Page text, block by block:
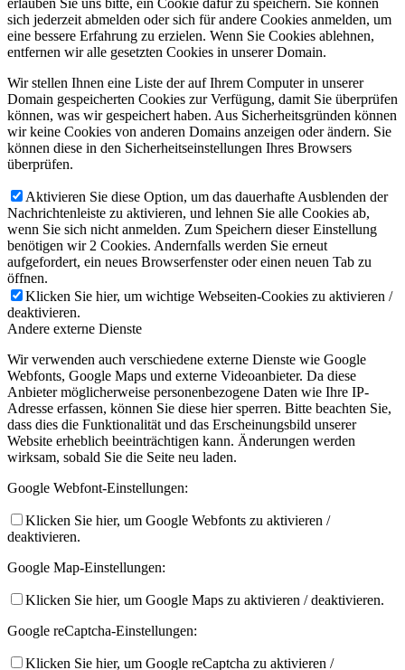
sich jederzeit abmelden oder sich für andere Cookies anmelden, um
eine bessere Erfahrung zu erzielen. Wenn Sie Cookies ablehnen,
entfernen wir alle gesetzten Cookies in unserer Domain.
Wir stellen Ihnen eine Liste der auf Ihrem Computer in unserer
Domain gespeicherten Cookies zur Verfügung, damit Sie überprüfen
können, was wir gespeichert haben. Aus Sicherheitsgründen können
wir keine Cookies von anderen Domains anzeigen oder ändern. Sie
können diese in den Sicherheitseinstellungen Ihres Browsers
überprüfen.
Aktivieren Sie diese Option, um das dauerhafte Ausblenden der
Nachrichtenleiste zu aktivieren, und lehnen Sie alle Cookies ab,
wenn Sie sich nicht anmelden. Zum Speichern dieser Einstellung
benötigen wir 2 Cookies. Andernfalls werden Sie erneut
aufgefordert, ein neues Browserfenster oder einen neuen Tab zu
öffnen.
Klicken Sie hier, um wichtige Webseiten-Cookies zu aktivieren /
deaktivieren.
Andere externe Dienste
Wir verwenden auch verschiedene externe Dienste wie Google
Webfonts, Google Maps und externe Videoanbieter. Da diese
Anbieter möglicherweise personenbezogene Daten wie Ihre IP-
Adresse erfassen, können Sie diese hier sperren. Bitte beachten Sie,
dass dies die Funktionalität und das Erscheinungsbild unserer
Website erheblich beeinträchtigen kann. Änderungen werden
wirksam, sobald Sie die Seite neu laden.
Google Webfont-Einstellungen:
Klicken Sie hier, um Google Webfonts zu aktivieren /
deaktivieren.
Google Map-Einstellungen:
Klicken Sie hier, um Google Maps zu aktivieren / deaktivieren.
Google reCaptcha-Einstellungen:
Klicken Sie hier, um Google reCaptcha zu aktivieren /